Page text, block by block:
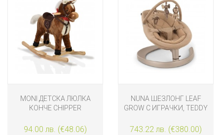
MONI ДЕТСКА ЛЮЛКА
КОНЧЕ CHIPPER
94.00 лв. (€48.06)
NUNA ШЕЗЛОНГ LEAF
GROW С ИГРАЧКИ, TEDDY
743.22 лв. (€380.00)